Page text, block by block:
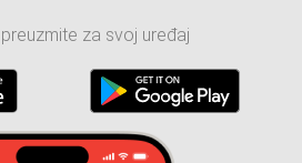
za svoj uređaj